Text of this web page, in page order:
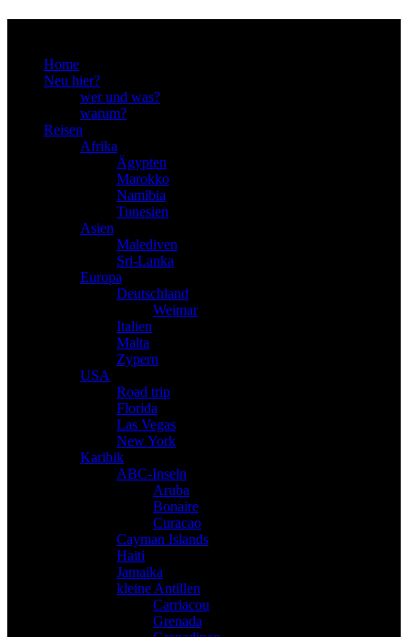
Home
Neu hier?
wer und was?
warum?
Reisen
Afrika
Ägypten
Marokko
Namibia
Tunesien
Asien
Malediven
Sri-Lanka
Europa
Deutschland
Weimar
Italien
Malta
Zypern
USA
Road trip
Florida
Las Vegas
New York
Karibik
ABC-Inseln
Aruba
Bonaire
Curacao
Cayman Islands
Haiti
Jamaika
kleine Antillen
Carriacou
Grenada